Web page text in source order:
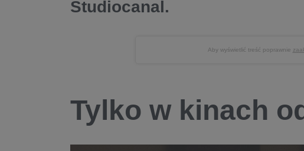
Studiocanal.
Aby wyświetlić treść poprawnie
Tylko w kinach